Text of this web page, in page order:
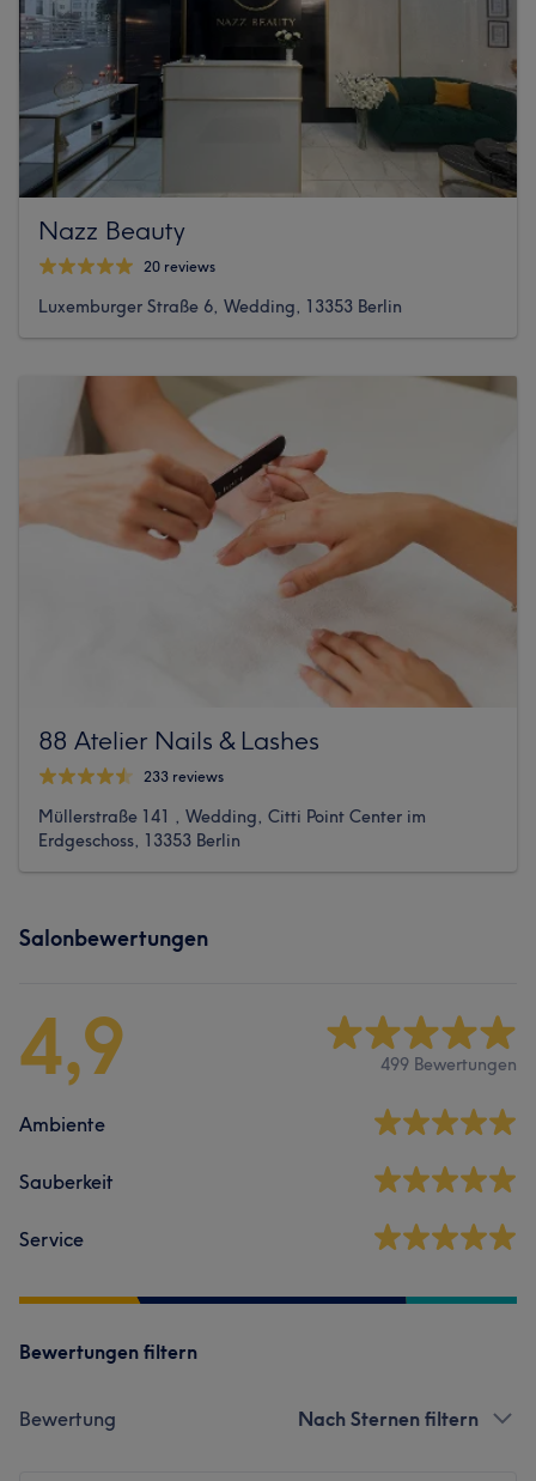
Nazz Beauty
20 reviews
Luxemburger Straße 6, Wedding, 13353 Berlin
88 Atelier Nails & Lashes
233 reviews
Müllerstraße 141 , Wedding, Citti Point Center im
Erdgeschoss, 13353 Berlin
Salonbewertungen
4,9 499 Bewertungen
Ambiente
Sauberkeit
Service
Bewertungen filtern
Bewertung Nach Sternen filtern